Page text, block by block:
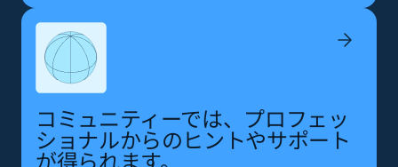
コミュニティーでは、プロフェッ
ショナルからのヒントやサポート
が得られます。